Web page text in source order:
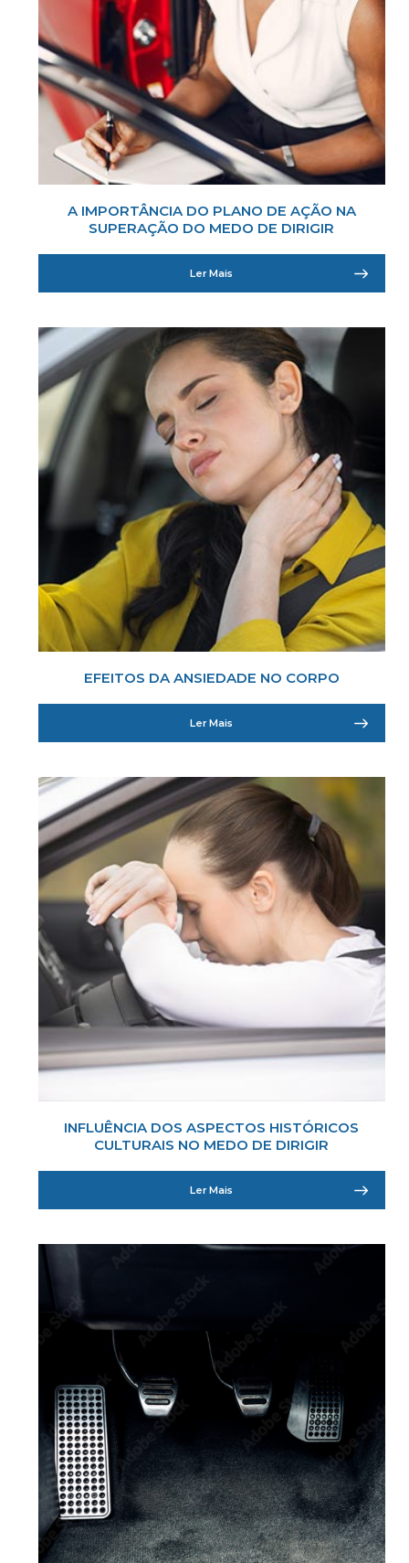
A IMPORTÂNCIA DO PLANO DE AÇÃO NA
SUPERAÇÃO DO MEDO DE DIRIGIR
Ler Mais
EFEITOS DA ANSIEDADE NO CORPO
Ler Mais
INFLUÊNCIA DOS ASPECTOS HISTÓRICOS
CULTURAIS NO MEDO DE DIRIGIR
Ler Mais